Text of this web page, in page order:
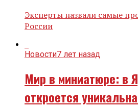
Эксперты назвали самые
России
Новости7 лет назад
Мир в миниатюре: в
откроется